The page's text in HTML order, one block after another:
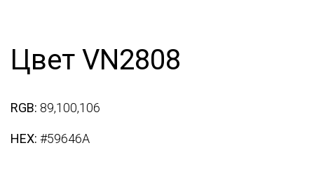
Цвет VN2808
RGB: 89,100,106
HEX: #59646A